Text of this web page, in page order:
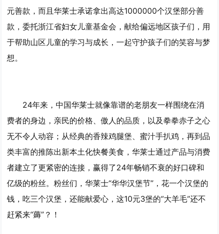
元善款，而且华莱士承诺拿出高达1000000个汉堡部分善
款，委托浙江省妇女儿童基金会，献给偏远地区孩子们，用
于帮助山区儿童的学习与成长，一起守护孩子们的笑容与梦
想。
24年来，中国华莱士就像靠谱的老朋友一样围绕在消
费者的身边，亲民的价格、傲人的品质，以及拳拳赤子之心
无不令人动容；从经典的香辣鸡腿堡、蜜汁手扒鸡，再到品
类丰富的推陈出新本土化快餐美食，华莱士通过产品与消费
者建立了更紧密的连接，赢得了24年畅销不衰的好口碑和
亿级的粉丝。粉丝们，华莱士“华华汉堡节”，花一个汉堡的
钱，吃三个汉堡，还能献爱心，这10元3堡的“大羊毛”还不
赶紧来“薅”？！